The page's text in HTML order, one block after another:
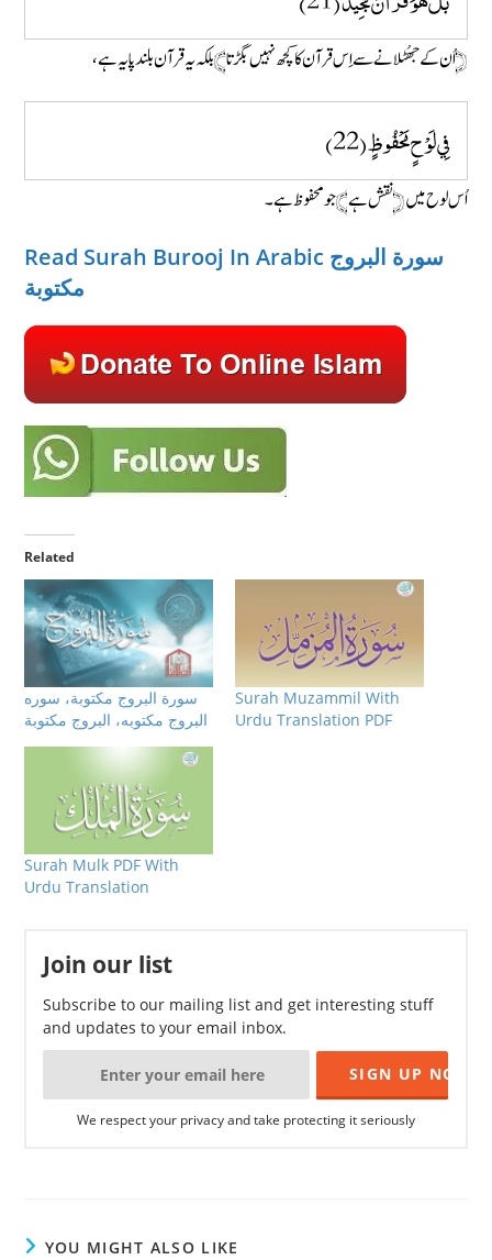
﴿اُن کے جھُٹلانے سے اِس قرآن کا کچھ نہیں بگڑتا﴾ بلکہ یہ قرآن بلند پایہ ہے ،
فِي لَوْحٍ مَحْفُوظٍ (22)
اُس لوح میں ﴿نقش ہے﴾ جو محفوظ ہے۔
Read Surah Burooj In Arabic سورة البروج
مكتوبة
Related
سورة البروج مكتوبة، سوره
البروج مكتوبه، البروج مكتوبة
Surah Muzammil With
Urdu Translation PDF
Surah Mulk PDF With
Urdu Translation
Join our list
Subscribe to our mailing list and get interesting stuff
and updates to your email inbox.
We respect your privacy and take protecting it seriously
YOU MIGHT ALSO LIKE